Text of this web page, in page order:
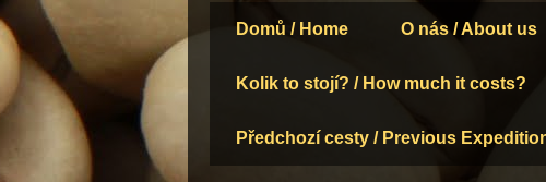
Domů / Home O nás / About us
Kolik to stojí? / How much it costs?
Předchozí cesty / Previous